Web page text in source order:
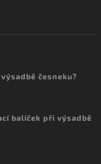
česneku?
balíček při výsadbě